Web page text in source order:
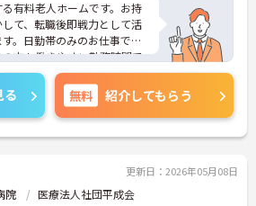
有料老人ホームです。お持
て、転職後即戦力として活
。日勤帯のみのお仕事です
方も働きやすい勤務時間で
お持ちの方はお気軽にお問
る 無料 紹介してもらう
更新日：2026年05月08日
院 医療法人社団平成会